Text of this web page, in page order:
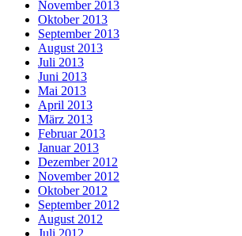
November 2013
Oktober 2013
September 2013
August 2013
Juli 2013
Juni 2013
Mai 2013
April 2013
März 2013
Februar 2013
Januar 2013
Dezember 2012
November 2012
Oktober 2012
September 2012
August 2012
Juli 2012